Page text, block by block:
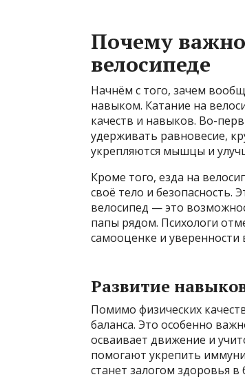
Почему важно
велосипеде
Начнём с того, зачем
навыком. Катание на
качеств и навыков. Во-
удерживать равновесие,
укрепляются мышцы и
Кроме того, езда на
своё тело и безопасность.
велосипед — это
папы рядом. Психологи
самооценке и уверенности
Развитие
Помимо физических
баланса. Это особенно
осваивает движение и
помогают укрепить
станет залогом здоровья в